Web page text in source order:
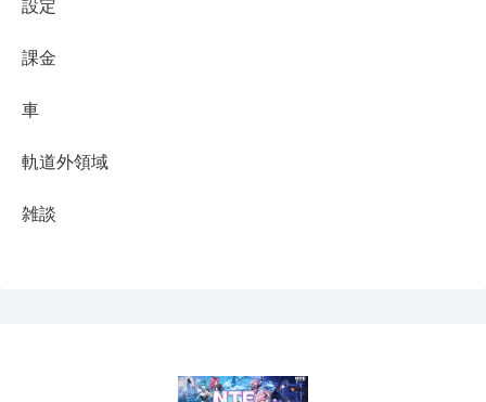
設定
課金
車
軌道外領域
雑談